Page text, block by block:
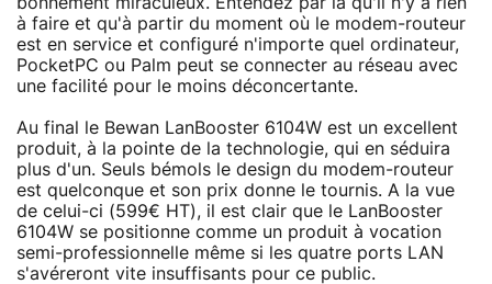
à faire et qu'à partir du moment où le modem-routeur
est en service et configuré n'importe quel ordinateur,
PocketPC ou Palm peut se connecter au réseau avec
une facilité pour le moins déconcertante.
Au final le Bewan LanBooster 6104W est un excellent
produit, à la pointe de la technologie, qui en séduira
plus d'un. Seuls bémols le design du modem-routeur
est quelconque et son prix donne le tournis. A la vue
de celui-ci (599€ HT), il est clair que le LanBooster
6104W se positionne comme un produit à vocation
semi-professionnelle même si les quatre ports LAN
s'avéreront vite insuffisants pour ce public.